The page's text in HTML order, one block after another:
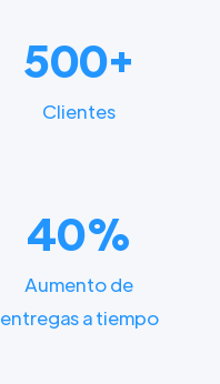
500+
Clientes
40%
Aumento de
entregas a tiempo